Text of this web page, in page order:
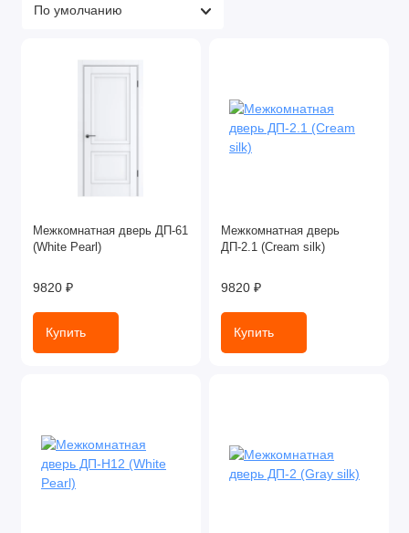
Межкомнатная дверь ДП-61
(White Pearl)
9820 ₽
Купить
Межкомнатная дверь
ДП-2.1 (Cream silk)
9820 ₽
Купить